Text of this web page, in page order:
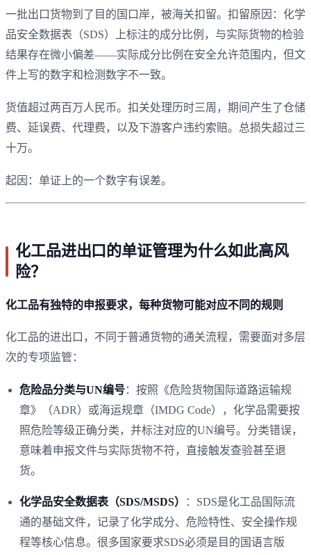
一批出口货物到了目的国口岸，被海关扣留。扣留原因：化学
品安全数据表（SDS）上标注的成分比例，与实际货物的检验
结果存在微小偏差——实际成分比例在安全允许范围内，但文
件上写的数字和检测数字不一致。
货值超过两百万人民币。扣关处理历时三周，期间产生了仓储
费、延误费、代理费，以及下游客户违约索赔。总损失超过三
十万。
起因：单证上的一个数字有误差。
化工品进出口的单证管理为什么如此高风
险？
化工品有独特的申报要求，每种货物可能对应不同的规则
化工品的进出口，不同于普通货物的通关流程，需要面对多层
次的专项监管：
危险品分类与UN编号：按照《危险货物国际道路运输规
章》（ADR）或海运规章（IMDG Code），化学品需要按
照危险等级正确分类，并标注对应的UN编号。分类错误，
意味着申报文件与实际货物不符，直接触发查验甚至退
货。
化学品安全数据表（SDS/MSDS）
：SDS是化工品国际流
通的基础文件，记录了化学成分、危险特性、安全操作规
程等核心信息。很多国家要求SDS必须是目的国语言版